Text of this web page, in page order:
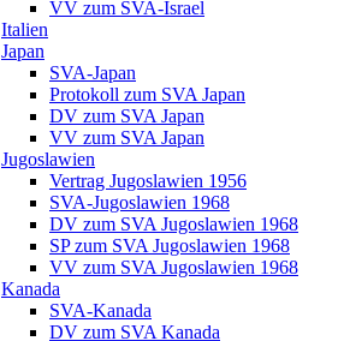
VV zum SVA-Israel
Italien
Japan
SVA-Japan
Protokoll zum SVA Japan
DV zum SVA Japan
VV zum SVA Japan
Jugoslawien
Vertrag Jugoslawien 1956
SVA-Jugoslawien 1968
DV zum SVA Jugoslawien 1968
SP zum SVA Jugoslawien 1968
VV zum SVA Jugoslawien 1968
Kanada
SVA-Kanada
DV zum SVA Kanada